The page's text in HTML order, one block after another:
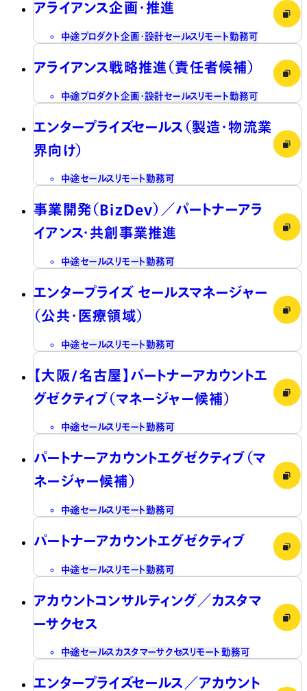
アライアンス企画・推進
中途プロダクト企画・設計セールスリモート勤務可
アライアンス戦略推進（責任者候補）
中途プロダクト企画・設計セールス リモート勤務可
エンタープライズセールス（製造・物流業
界向け）
中途セールス リモート勤務可
事業開発（BizDev）／パートナーアラ
イアンス・共創事業推進
中途セールス リモート勤務可
エンタープライズ セールスマネージャー
（公共・医療領域）
中途セールス リモート勤務可
【大阪/名古屋】パートナーアカウントエ
グゼクティブ（マネージャー候補）
中途セールス リモート勤務可
パートナーアカウントエグゼクティブ（マ
ネージャー候補）
中途セールス リモート勤務可
パートナーアカウントエグゼクティブ
中途セールス リモート勤務可
アカウントコンサルティング／カスタマ
ーサクセス
中途セールスカスタマーサクセスリモート勤務可
エンタープライズセールス／アカウント